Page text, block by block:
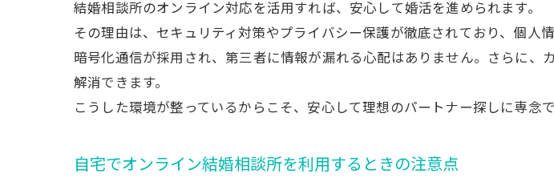
婚活方法選びは結婚相
結婚相談所オンライン
結婚相談所オンラインで
結婚相談所オンラインで
結婚相談所のオンライン対応を活用すれば、安心して婚活を進められます。
その理由は、セキュリティ対策やプライバシー保護が徹底されており、個
暗号化通信が採用され、第三者に情報が漏れる心配はありません。さらに
解消できます。
こうした環境が整っているからこそ、安心して理想のパートナー探しに専念で
自宅でオンライン結婚相談所を利用するときの注意点